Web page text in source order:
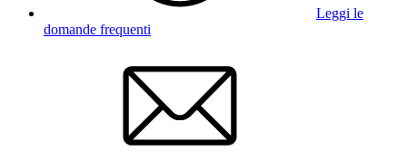
Leggi le
domande frequenti